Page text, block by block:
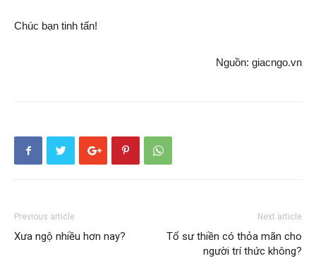
Chúc bạn tinh tấn!
Nguồn: giacngo.vn
Previous article
Xưa ngộ nhiều hơn nay?
Next article
Tổ sư thiền có thỏa mãn cho
người trí thức không?